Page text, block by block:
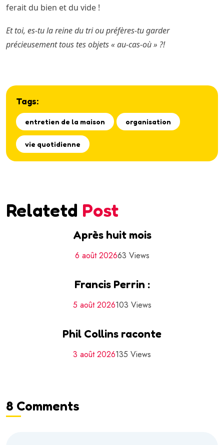
ferait du bien et du vide !
Et toi, es-tu la reine du tri ou préfères-tu garder
précieusement tous tes objets « au-cas-où » ?!
Tags:
entretien de la maison organisation
vie quotidienne
Relatetd Post
Après huit mois
6 août 202663 Views
Francis Perrin :
5 août 2026103 Views
Phil Collins raconte
3 août 2026135 Views
8 Comments